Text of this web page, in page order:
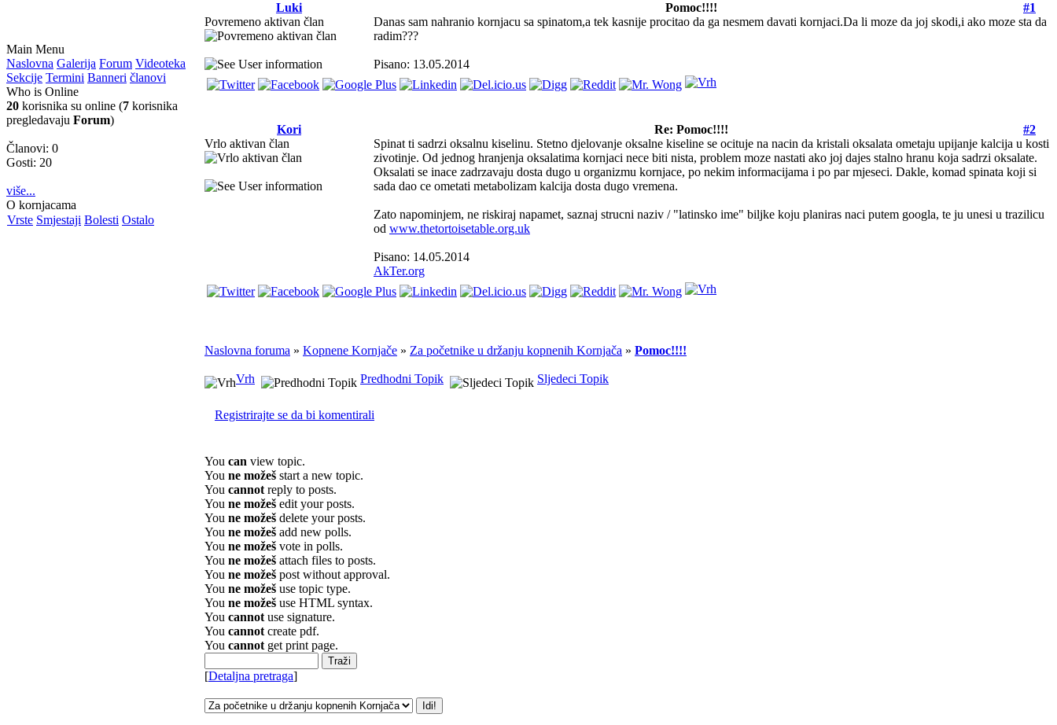
Main Menu
Naslovna Galerija Forum Videoteka
Sekcije Termini Banneri članovi
Who is Online
20 korisnika su online (7 korisnika
pregledavaju Forum)
Članovi: 0
Gosti: 20
više...
O kornjacama
Vrste Smjestaji Bolesti Ostalo
Luki Pomoc!!!!
#1
Povremeno aktivan član
Danas sam nahranio kornjacu sa spinatom,a tek kasnije procitao da ga nesmem davati kornjaci.Da li moze da joj skodi,i ako moze sta da
radim???
Pisano: 13.05.2014
Kori Re: Pomoc!!!!
#2
Vrlo aktivan član
Spinat ti sadrzi oksalnu kiselinu. Stetno djelovanje oksalne kiseline se ocituje na nacin da kristali oksalata ometaju upijanje kalcija u kosti
zivotinje. Od jednog hranjenja oksalatima kornjaci nece biti nista, problem moze nastati ako joj dajes stalno hranu koja sadrzi oksalate.
Oksalati se inace zadrzavaju dosta dugo u organizmu kornjace, po nekim informacijama i po par mjeseci. Dakle, komad spinata koji si
sada dao ce ometati metabolizam kalcija dosta dugo vremena.
Zato napominjem, ne riskiraj napamet, saznaj strucni naziv / "latinsko ime" biljke koju planiras naci putem googla, te ju unesi u trazilicu
od www.thetortoisetable.org.uk
Pisano: 14.05.2014
AkTer.org
Naslovna foruma » Kopnene Kornjače » Za početnike u držanju kopnenih Kornjača » Pomoc!!!!
Vrh Predhodni Topik Sljedeci Topik
Registrirajte se da bi komentirali
You can view topic.
You ne možeš start a new topic.
You cannotreply to posts.
You ne možeš edit your posts.
You ne možeš delete your posts.
You ne možeš add new polls.
You ne možeš vote in polls.
You ne možeš attach files to posts.
You ne možeš post without approval.
You ne možeš use topic type.
You ne možeš use HTML syntax.
You cannotuse signature.
You cannotcreate pdf.
You cannotget print page.
[Detaljna pretraga]